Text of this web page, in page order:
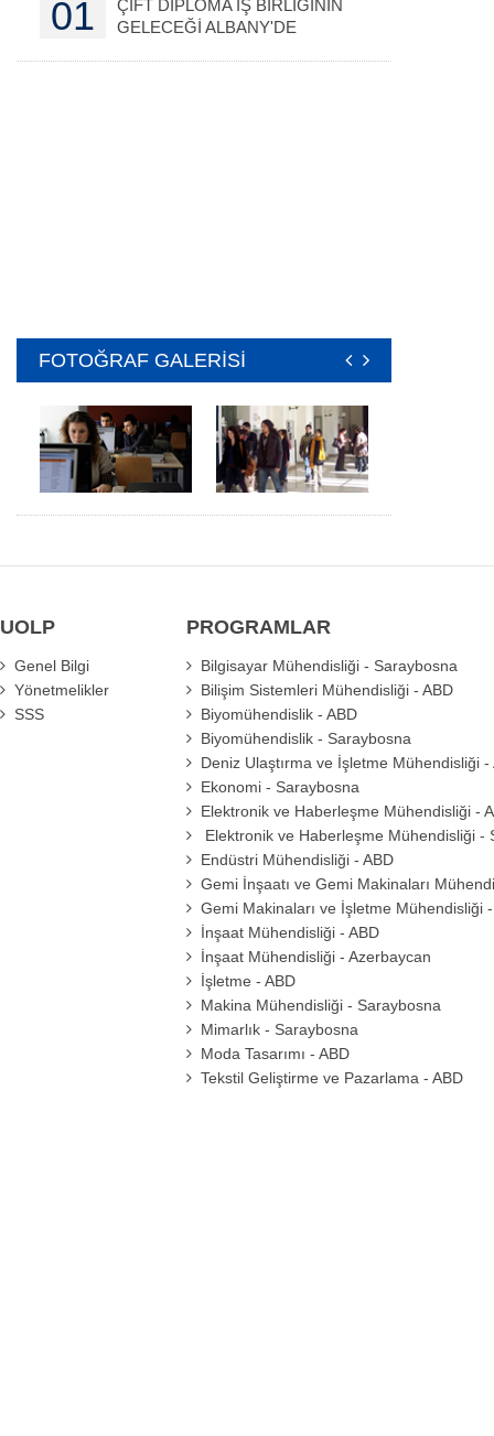
01
ÇİFT DİPLOMA İŞ BİRLİĞİNİN
GELECEĞİ ALBANY'DE
FOTOĞRAF GALERİSİ
UOLP
Genel Bilgi
Yönetmelikler
SSS
PROGRAMLAR
Bilgisayar Mühendisliği - Saraybosna
Bilişim Sistemleri Mühendisliği - ABD
Biyomühendislik - ABD
Biyomühendislik - Saraybosna
Deniz Ulaştırma ve İşletme Mühendisliği -
Ekonomi - Saraybosna
Elektronik ve Haberleşme Mühendisliği -
Elektronik ve Haberleşme Mühendisliği -
Endüstri Mühendisliği - ABD
Gemi İnşaatı ve Gemi Makinaları
Gemi Makinaları ve İşletme Mühendisliği
İnşaat Mühendisliği - ABD
İnşaat Mühendisliği - Azerbaycan
İşletme - ABD
Makina Mühendisliği - Saraybosna
Mimarlık - Saraybosna
Moda Tasarımı - ABD
Tekstil Geliştirme ve Pazarlama - ABD